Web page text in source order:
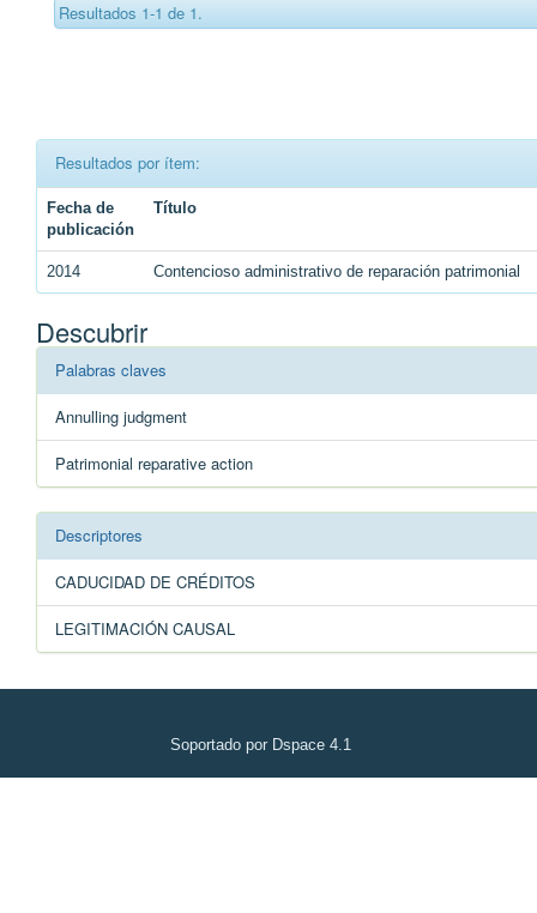
Resultados 1-1 de 1.
Resultados por ítem:
Fecha de
publicación
Título
2014 Contencioso administrativo de reparación patrimonial
Descubrir
Palabras claves
Annulling judgment
Patrimonial reparative action
Descriptores
CADUCIDAD DE CRÉDITOS
LEGITIMACIÓN CAUSAL
Soportado por Dspace 4.1